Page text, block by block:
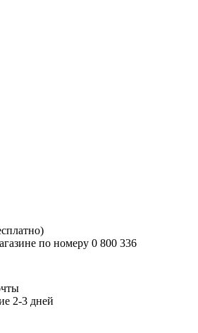
по номеру 0 800 336
2-3 дней